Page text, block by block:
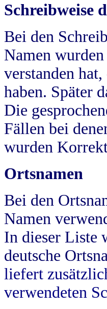
Schreibweise
Bei den
Namen
verstanden
haben. Später
Die
Fällen bei
wurden
Ortsnamen
Bei den
Namen
In dieser Liste
deutsche
liefert
verwendeten